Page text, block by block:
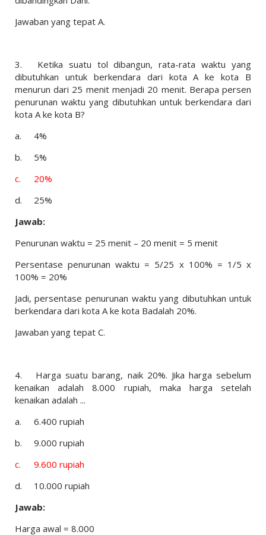
Jawaban yang tepat A.
3.
Ketika suatu tol dibangun, rata-rata waktu yang
dibutuhkan untuk berkendara dari kota A ke kota B
menurun dari 25 menit menjadi 20 menit. Berapa persen
penurunan waktu yang dibutuhkan untuk berkendara dari
kota A ke kota B?
a.
4%
b.
5%
c.
20%
d.
25%
Jawab:
Penurunan waktu = 25 menit – 20 menit = 5 menit
Persentase penurunan waktu = 5/25 x 100% = 1/5 x
100% = 20%
Jadi, persentase penurunan waktu yang dibutuhkan untuk
berkendara dari kota A ke kota Badalah 20%.
Jawaban yang tepat C.
4.
Harga suatu barang, naik 20%. Jika harga sebelum
kenaikan adalah 8.000 rupiah, maka harga setelah
kenaikan adalah ...
a.
6.400 rupiah
b.
9.000 rupiah
c.
9.600 rupiah
d.
10.000 rupiah
Jawab:
Harga awal = 8.000